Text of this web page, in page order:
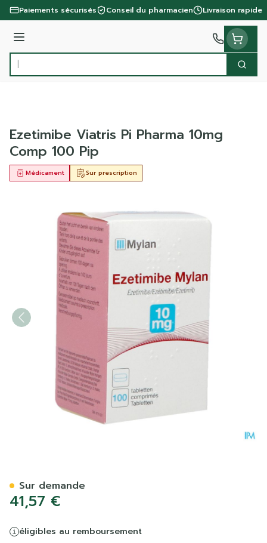
Aller au contenu
Paiements sécurisés Conseil du pharmacien Livraison rapide
Menu
Rechercher
Ezetimibe Viatris Pi Pharma 10mg
Comp 100 Pip
Sur prescription
Médicament
41,57 €
éligibles au remboursement
Sur demande